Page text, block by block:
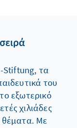
Stiftung, τα
του
εξωτερικό
χιλιάδες
θέματα. Με